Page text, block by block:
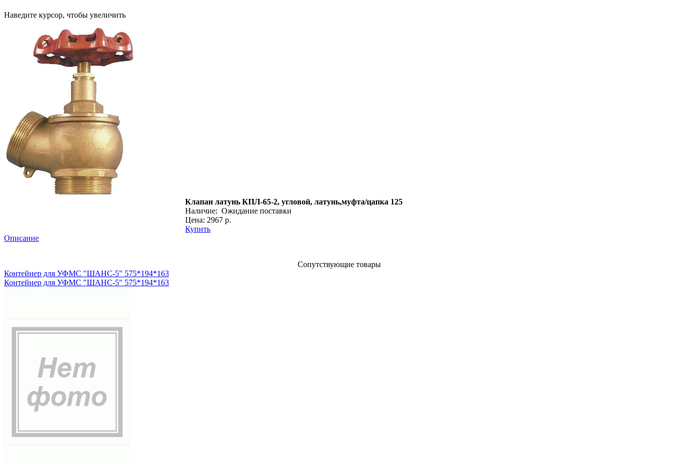
Наведите курсор, чтобы увеличить
Клапан латунь КПЛ-65-2, угловой, латунь,муфта/цапка 125
Наличие: Ожидание поставки
Цена: 2967 р.
Купить
Описание
Сопутствующие товары
Контейнер для УФМС "ШАНС-5" 575*194*163
Контейнер для УФМС "ШАНС-5" 575*194*163